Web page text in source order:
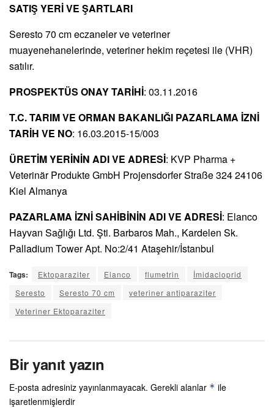
SATIŞ YERİ VE ŞARTLARI
Seresto 70 cm eczaneler ve veteriner
muayenehanelerinde, veteriner hekim reçetesi ile (VHR)
satılır.
PROSPEKTÜS ONAY TARİHİ: 03.11.2016
T.C. TARIM VE ORMAN BAKANLIĞI PAZARLAMA İZNİ
TARİH VE NO: 16.03.2015-15/003
ÜRETİM YERİNİN ADI VE ADRESİ: KVP Pharma +
Veterinär Produkte GmbH Projensdorfer Straße 324 24106
Kiel Almanya
PAZARLAMA İZNİ SAHİBİNİN ADI VE ADRESİ: Elanco
Hayvan Sağlığı Ltd. Şti. Barbaros Mah., Kardelen Sk.
Palladium Tower Apt. No:2/41 Ataşehir/İstanbul
Tags: Ektoparaziter Elanco flumetrin
İmidacloprid
Seresto
Seresto 70 cm
veteriner antiparaziter
Veteriner Ektoparaziter
Bir yanıt yazın
E-posta adresiniz yayınlanmayacak. Gerekli alanlar * ile
işaretlenmişlerdir